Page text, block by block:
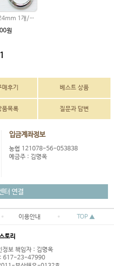
원형 링고리 24mm 1개/가방부자재/원터치링/가방고리/태슬고리/열쇠고리 가방고리 키링 부자재
원
1
후기 베스트 상품
품목록 질문과 답변
입금계좌정보
농협 121078-56-053838
예금주 : 김명옥
터 연결
이용안내 TOP ▲
토리
정보 책임자 : 김명옥
: 617-23-47990